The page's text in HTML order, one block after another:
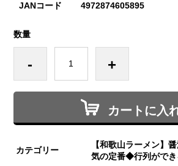
JANコード 4972874605895
数量
- +
カートに入
カテゴリー
【和歌山ラーメン】
気の定番◆行列ができ